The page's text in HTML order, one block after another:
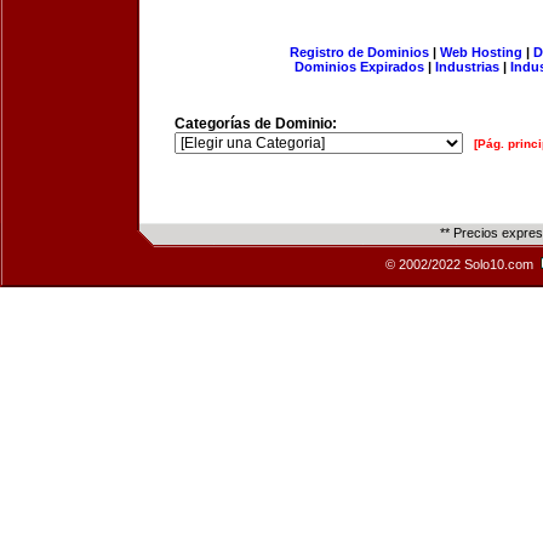
Registro de Dominios| Web Hosting |
Dominios Expirados | Industrias |
Categorías de Dominio:
[Pág.
** Precios
© 2002/2022 Solo10.com